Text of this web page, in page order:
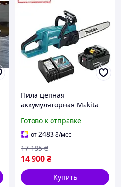
Пила цепная
аккумуляторная Makita
Готово к отправке
от2483₴/мес
14 900₴
17 185 ₴
Купить